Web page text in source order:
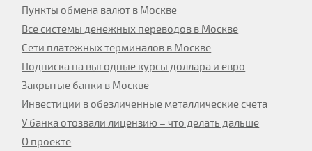
Пункты обмена валют в Москве
Все системы денежных переводов в Москве
Сети платежных терминалов в Москве
Подписка на выгодные курсы доллара и евро
Закрытые банки в Москве
Инвестиции в обезличенные металлические счета
У банка отозвали лицензию – что делать дальше
О проекте